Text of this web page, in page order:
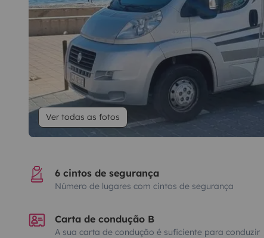
Ver todas as fotos
6 cintos de segurança
Número de lugares com cintos de segurança
Carta de condução B
A sua carta de condução é suficiente para conduzir